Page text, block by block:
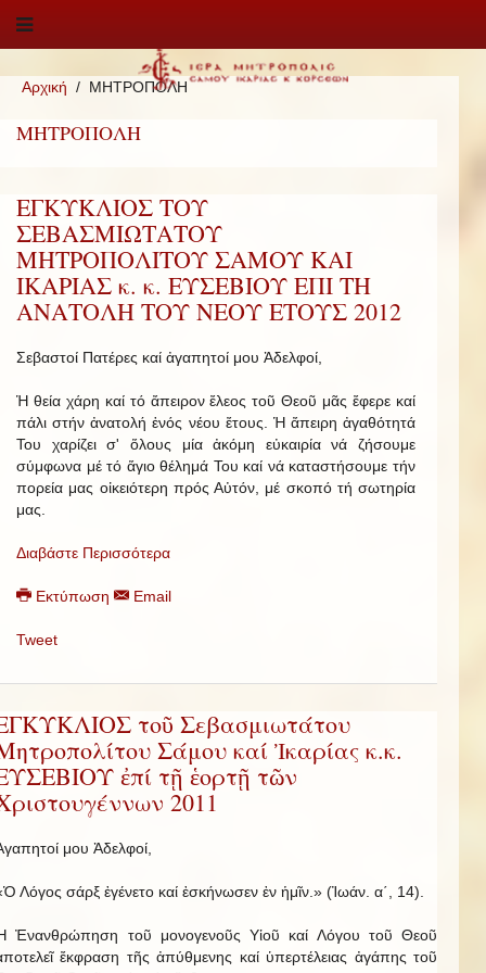
Αρχική ΜΗΤΡΟΠΟΛΗ
ΜΗΤΡΟΠΟΛΗ
ΕΓΚΥΚΛΙΟΣ ΤΟΥ
ΣΕΒΑΣΜΙΩΤΑΤΟΥ
ΜΗΤΡΟΠΟΛΙΤΟΥ ΣΑΜΟΥ ΚΑΙ
ΙΚΑΡΙΑΣ κ. κ. ΕΥΣΕΒΙΟΥ ΕΠΙ ΤΗ
ΑΝΑΤΟΛΗ ΤΟΥ ΝΕΟΥ ΕΤΟΥΣ 2012
Σεβαστοί Πατέρες καί ἀγαπητοί μου Ἀδελφοί,
Ἡ θεία χάρη καί τό ἄπειρον ἔλεος τοῦ Θεοῦ μᾶς ἔφερε καί
πάλι στήν ἀνατολή ἑνός νέου ἔτους. Ἡ ἄπειρη ἀγαθότητά
Του χαρίζει σ' ὅλους μία ἀκόμη εὐκαιρία νά ζήσουμε
σύμφωνα μέ τό ἅγιο θέλημά Του καί νά καταστήσουμε τήν
πορεία μας οἰκειότερη πρός Αὐτόν, μέ σκοπό τή σωτηρία
μας.
Διαβάστε Περισσότερα
Εκτύπωση Email
Tweet
τοῦ Σεβασμιωτάτου
Σάμου καί Ἰκαρίας κ.κ.
ἐπί τῇ ἑορτῇ τῶν
2011
μου Ἀδελφοί,
Λόγος σάρξ ἐγένετο καί ἐσκήνωσεν ἐν ἡμῖν.» (Ἰωάν. α΄, 14).
Ἐνανθρώπηση τοῦ μονογενοῦς Υἱοῦ καί Λόγου τοῦ Θεοῦ
ἔκφραση τῆς ἀπύθμενης καί ὑπερτέλειας ἀγάπης τοῦ